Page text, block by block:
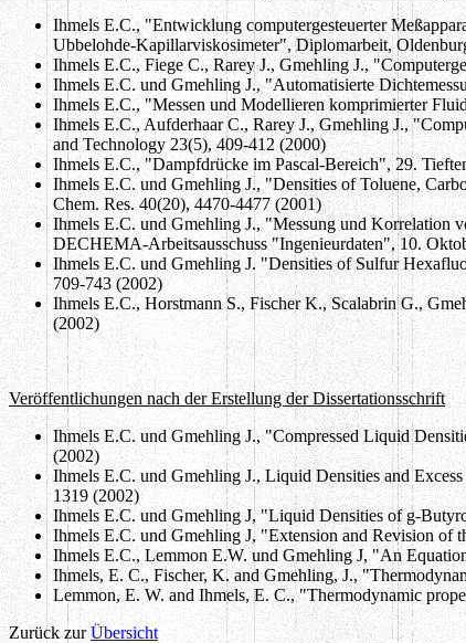
Ihmels E.C., "Entwicklung computergesteuerter
Ubbelohde-Kapillarviskosimeter", Diplomarbeit,
Ihmels E.C., Fiege C., Rarey J., Gmehling J.,
Ihmels E.C. und Gmehling J., "Automatisierte
Ihmels E.C., "Messen und Modellieren komprimierter
Ihmels E.C., Aufderhaar C., Rarey J., Gmehling J.,
and Technology 23(5), 409-412 (2000)
Ihmels E.C., "Dampfdrücke im Pascal-Bereich", 29.
Ihmels E.C. und Gmehling J., "Densities of Toluene,
Chem. Res. 40(20), 4470-4477 (2001)
Ihmels E.C. und Gmehling J., "Messung und Korrelation
DECHEMA-Arbeitsausschuss "Ingenieurdaten", 10.
Ihmels E.C. und Gmehling J. "Densities of Sulfur
709-743 (2002)
Ihmels E.C., Horstmann S., Fischer K., Scalabrin G.,
(2002)
Veröffentlichungen nach der Erstellung der Dissertationsschrift
Ihmels E.C. und Gmehling J., "Compressed Liquid
(2002)
Ihmels E.C. und Gmehling J., Liquid Densities and
1319 (2002)
Ihmels E.C. und Gmehling J, "Liquid Densities of g-
Ihmels E.C. und Gmehling J, "Extension and Revision
Ihmels E.C., Lemmon E.W. und Gmehling J, "An
Ihmels, E. C., Fischer, K. and Gmehling, J.,
Lemmon, E. W. and Ihmels, E. C., "Thermodynamic
Zurück zurÜbersicht